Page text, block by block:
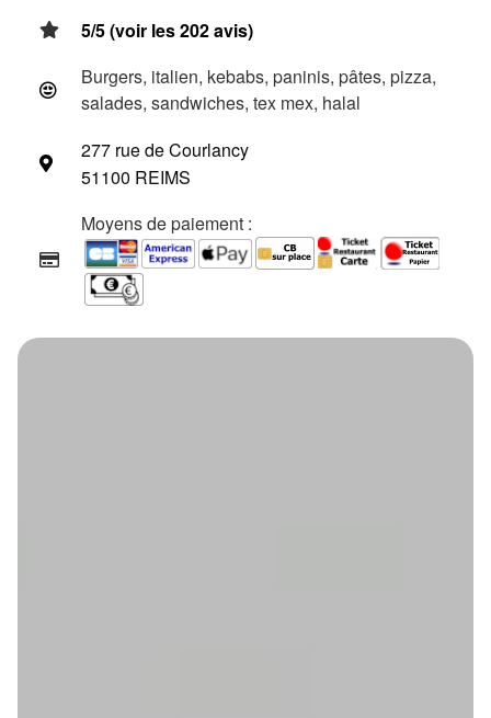
5/5 (voir les 202 avis)
Burgers, italien, kebabs, paninis, pâtes, pizza,
salades, sandwiches, tex mex, halal
277 rue de Courlancy
51100 REIMS
Moyens de paiement :